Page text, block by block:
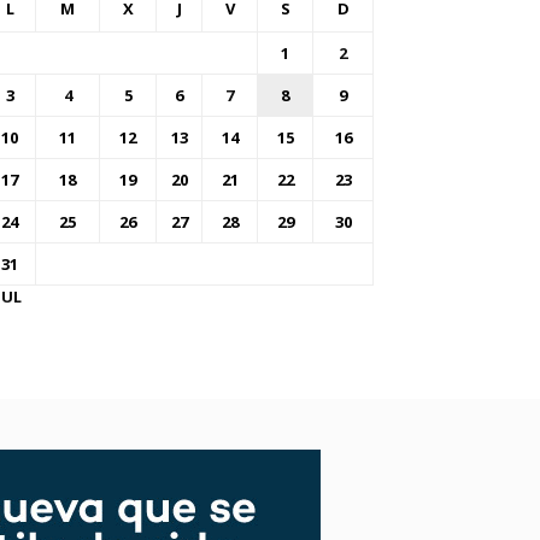
L M X J V S D
1
2
3
4 5 6 7 8
9
10
11 12 13 14 15
16
17
18 19 20 21 22
23
24
25 26 27 28 29
30
31